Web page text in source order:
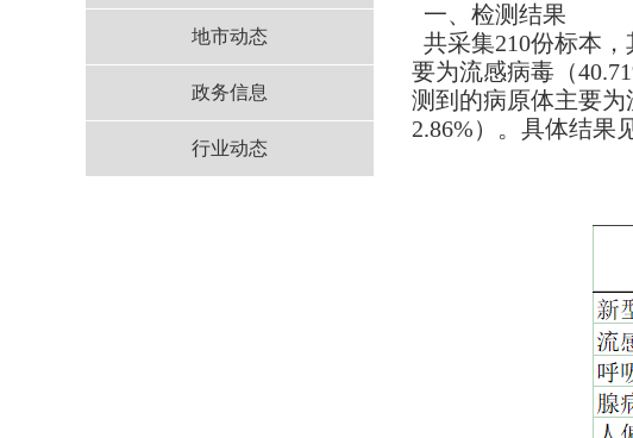
地市动态
政务信息
行业动态
一、检测结果
共采集210份标本
要为流感病毒（
测到的病原体主要为
2.86%）。具体结果